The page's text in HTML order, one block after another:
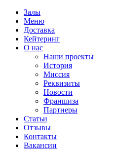
Залы
Меню
Доставка
Кейтеринг
О нас
Наши проекты
История
Миссия
Реквизиты
Новости
Франшиза
Партнеры
Статьи
Отзывы
Контакты
Вакансии